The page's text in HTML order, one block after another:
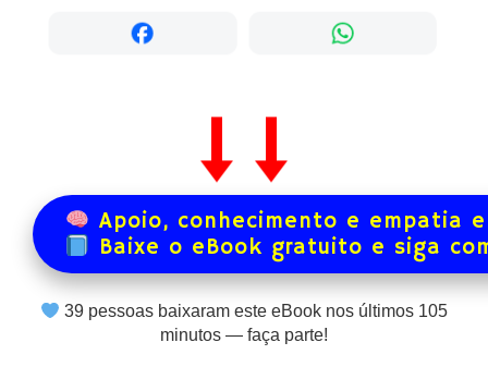
Apoio, conhecimento e empatia
Baixe o eBook gratuito e siga
39 pessoas baixaram este eBook nos últimos 105
minutos — faça parte!